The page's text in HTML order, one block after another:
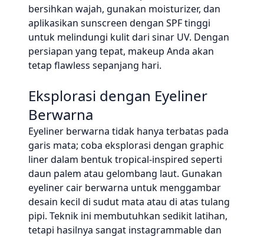
bersihkan wajah, gunakan moisturizer, dan
aplikasikan sunscreen dengan SPF tinggi
untuk melindungi kulit dari sinar UV. Dengan
persiapan yang tepat, makeup Anda akan
tetap flawless sepanjang hari.
Eksplorasi dengan Eyeliner
Berwarna
Eyeliner berwarna tidak hanya terbatas pada
garis mata; coba eksplorasi dengan graphic
liner dalam bentuk tropical-inspired seperti
daun palem atau gelombang laut. Gunakan
eyeliner cair berwarna untuk menggambar
desain kecil di sudut mata atau di atas tulang
pipi. Teknik ini membutuhkan sedikit latihan,
tetapi hasilnya sangat instagrammable dan